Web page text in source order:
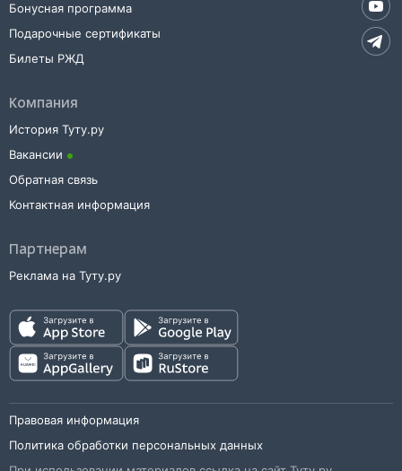
Бонусная программа
Подарочные сертификаты
Билеты РЖД
Компания
История Туту.ру
Вакансии
Обратная связь
Контактная информация
Партнерам
Реклама на Туту.ру
Правовая информация
Политика обработки персональных данных